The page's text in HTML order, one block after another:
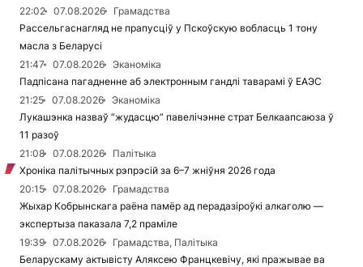
22:02 07.08.2026
Грамадства
Рассельгаснагляд не прапусціў у Пскоўскую вобласць 1 тону
масла з Беларусі
21:47
07.08.2026
Эканоміка
Падпісана пагадненне аб электронным гандлі таварамі ў ЕАЭС
21:25
07.08.2026
Эканоміка
Лукашэнка назваў “жудасцю” павелічэнне страт Белкаапсаюза ў
11 разоў
21:08
07.08.2026
Палітыка
Хроніка палітычных рэпрэсій за 6–7 жніўня 2026 года
20:15
07.08.2026
Грамадства
Жыхар Кобрынскага раёна памёр ад перадазіроўкі алкаголю —
экспертыза паказала 7,2 праміле
19:39
07.08.2026
Грамадства, Палітыка
Беларускаму актывісту Аляксею Францкевічу, які пражывае ва